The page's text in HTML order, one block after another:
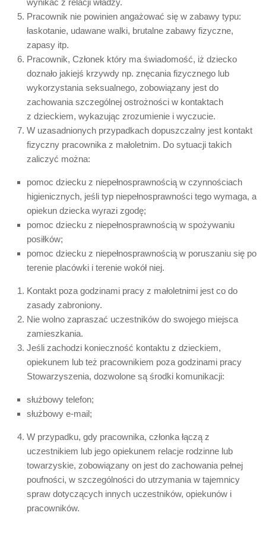
wynikać z relacji władzy.
Pracownik nie powinien angażować się w zabawy typu:
łaskotanie, udawane walki, brutalne zabawy fizyczne,
zapasy itp.
Pracownik, Członek który ma świadomość, iż dziecko
doznało jakiejś krzywdy np. znęcania fizycznego lub
wykorzystania seksualnego, zobowiązany jest do
zachowania szczególnej ostrożności w kontaktach
z dzieckiem, wykazując zrozumienie i wyczucie.
W uzasadnionych przypadkach dopuszczalny jest kontakt
fizyczny pracownika z małoletnim. Do sytuacji takich
zaliczyć można:
pomoc dziecku z niepełnosprawnością w czynnościach
higienicznych, jeśli typ niepełnosprawności tego wymaga, a
opiekun dziecka wyrazi zgodę;
pomoc dziecku z niepełnosprawnością w spożywaniu
posiłków;
pomoc dziecku z niepełnosprawnością w poruszaniu się po
terenie placówki i terenie wokół niej.
Kontakt poza godzinami pracy z małoletnimi jest co do
zasady zabroniony.
Nie wolno zapraszać uczestników do swojego miejsca
zamieszkania.
Jeśli zachodzi konieczność kontaktu z dzieckiem,
opiekunem lub też pracownikiem poza godzinami pracy
Stowarzyszenia, dozwolone są środki komunikacji:
służbowy telefon;
służbowy e-mail;
W przypadku, gdy pracownika, członka łączą z
uczestnikiem lub jego opiekunem relacje rodzinne lub
towarzyskie, zobowiązany on jest do zachowania pełnej
poufności, w szczególności do utrzymania w tajemnicy
spraw dotyczących innych uczestników, opiekunów i
pracowników.